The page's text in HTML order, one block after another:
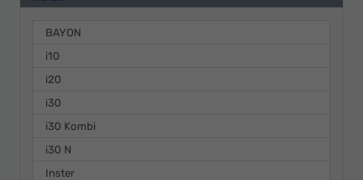
BAYON
i10
i20
i30
i30 Kombi
i30 N
Inster